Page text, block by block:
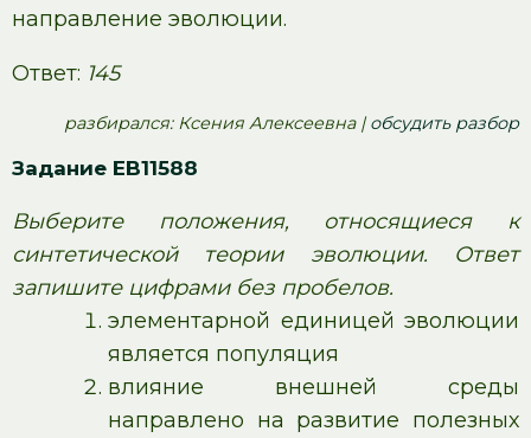
направление эволюции.
Ответ: 145
pазбирался: Ксения Алексеевна |обсудить разбор
Задание EB11588
Выберите положения, относящиеся к
синтетической теории эволюции. Ответ
запишите цифрами без пробелов.
элементарной единицей эволюции
является популяция
влияние внешней среды
направлено на развитие полезных